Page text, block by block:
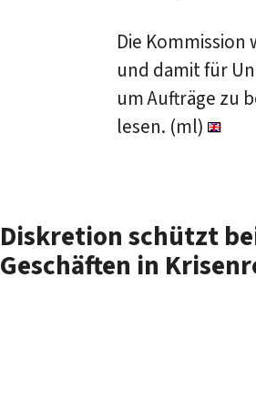
Die
und damit für
um Aufträge zu
lesen. (ml)
Diskretion schützt
Geschäften in